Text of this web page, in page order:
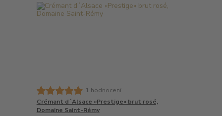
1 hodnocení
Crémant d´Alsace «Prestige» brut rosé,
Domaine Saint-Rémy